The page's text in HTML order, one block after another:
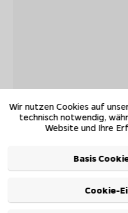
Wir nutzen Cookies auf
technisch notwendig,
Website und Ihre
Basis
Cookie-